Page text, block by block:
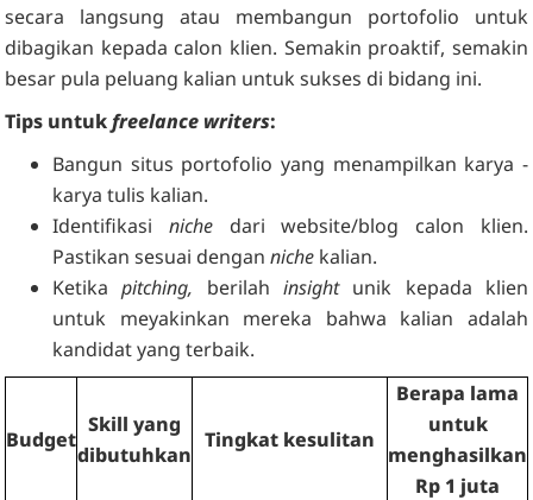
secara langsung atau membangun portofolio untuk
dibagikan kepada calon klien. Semakin proaktif, semakin
besar pula peluang kalian untuk sukses di bidang ini.
Tips untukfreelance writers:
Bangun situs portofolio yang menampilkan karya -
karya tulis kalian.
Identifikasi niche dari website/blog calon klien.
Pastikan sesuai dengan niche kalian.
Ketikapitching, berilahinsight unik kepada klien
untuk meyakinkan mereka bahwa kalian adalah
kandidat yang terbaik.
Budget
Skill yang
dibutuhkan
Tingkat kesulitan
Berapa lama
untuk
menghasilkan
Rp 1 juta